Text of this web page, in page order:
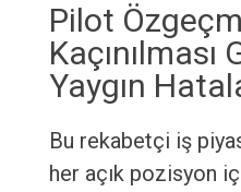
Pilot
Kaçınılması
Yaygın
Bu rekabetçi iş
her açık pozisyon